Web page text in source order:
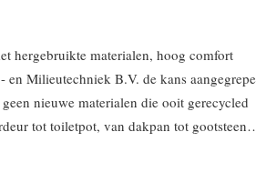
hergebruikte materialen, hoog comfort
en Milieutechniek B.V. de kans
nieuwe materialen die ooit gerecycled
tot toiletpot, van dakpan tot